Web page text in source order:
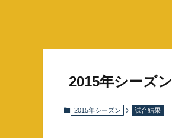
2015年シーズン
2015年シーズン 試合結果